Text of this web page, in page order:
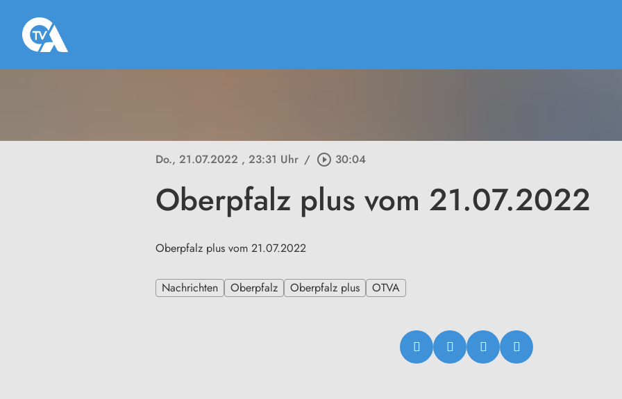
Do., 21.07.2022 , 23:31 Uhr / play_circle_outline 30:04
Oberpfalz plus vom 21.07.2022
Oberpfalz plus vom 21.07.2022
Nachrichten Oberpfalz Oberpfalz plus OTVA